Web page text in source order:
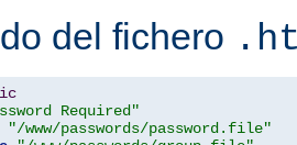
del fichero
Required"
"/www/passwords/password.file"